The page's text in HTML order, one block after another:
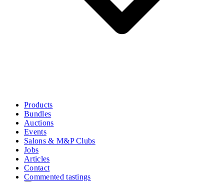
Products
Bundles
Auctions
Events
Salons & M&P Clubs
Jobs
Articles
Contact
Commented tastings